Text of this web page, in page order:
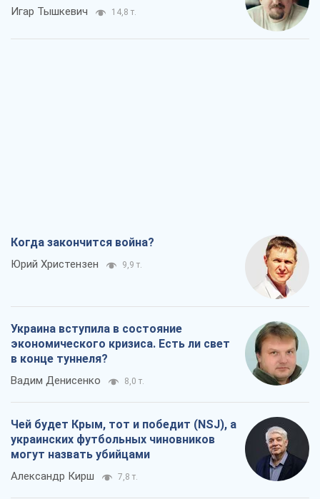
Игар Тышкевич 14,8 т.
Когда закончится война?
Юрий Христензен 9,9 т.
Украина вступила в состояние
экономического кризиса. Есть ли свет
в конце туннеля?
Вадим Денисенко 8,0 т.
Чей будет Крым, тот и победит (NSJ), а
украинских футбольных чиновников
могут назвать убийцами
Александр Кирш 7,8 т.